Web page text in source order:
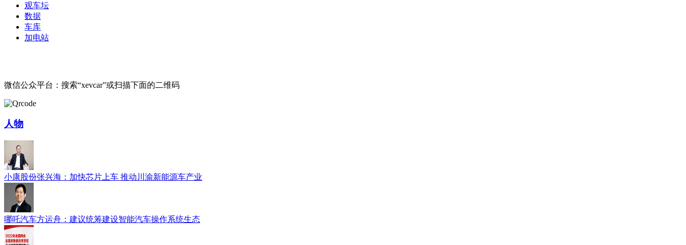
观车坛
数据
车库
加电站
微信公众平台：搜索“xevcar”或扫描下面的二维码
人物
小康股份张兴海：加快芯片上车 推动川渝新能源车产业
哪吒汽车方运舟：建议统筹建设智能汽车操作系统生态